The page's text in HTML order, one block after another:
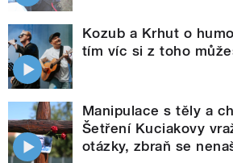
Kozub a Krhut o
tím víc si z toho
Manipulace s těly a
Šetření Kuciakovy
otázky, zbraň se